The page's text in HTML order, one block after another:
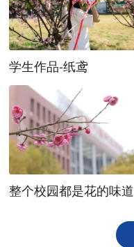
学生作品-纸鸢
整个校园都是花的味道